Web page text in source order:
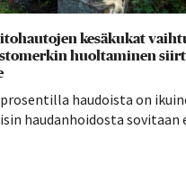
kesäkukat
huoltaminen
haudoista on
haudanhoidosta sovitaan